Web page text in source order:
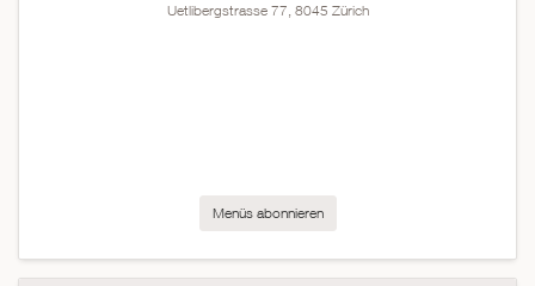
Uetlibergstrasse 77, 8045 Zürich
Menüs abonnieren